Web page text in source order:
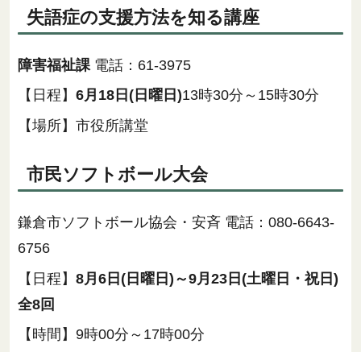
失語症の支援方法を知る講座
障害福祉課電話：61-3975
【日程】 6月18日(日曜日)13時30分～15時30分
【場所】市役所講堂
市民ソフトボール大会
鎌倉市ソフトボール協会・安斉 電話：080-6643-
6756
【日程】 8月6日(日曜日)～9月23日(土曜日・祝日)
全8回
【時間】9時00分～17時00分